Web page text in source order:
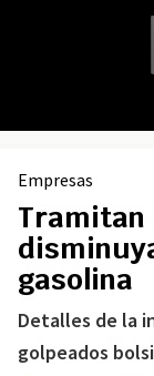
Empresas
gasolina
Detalles de la
golpeados